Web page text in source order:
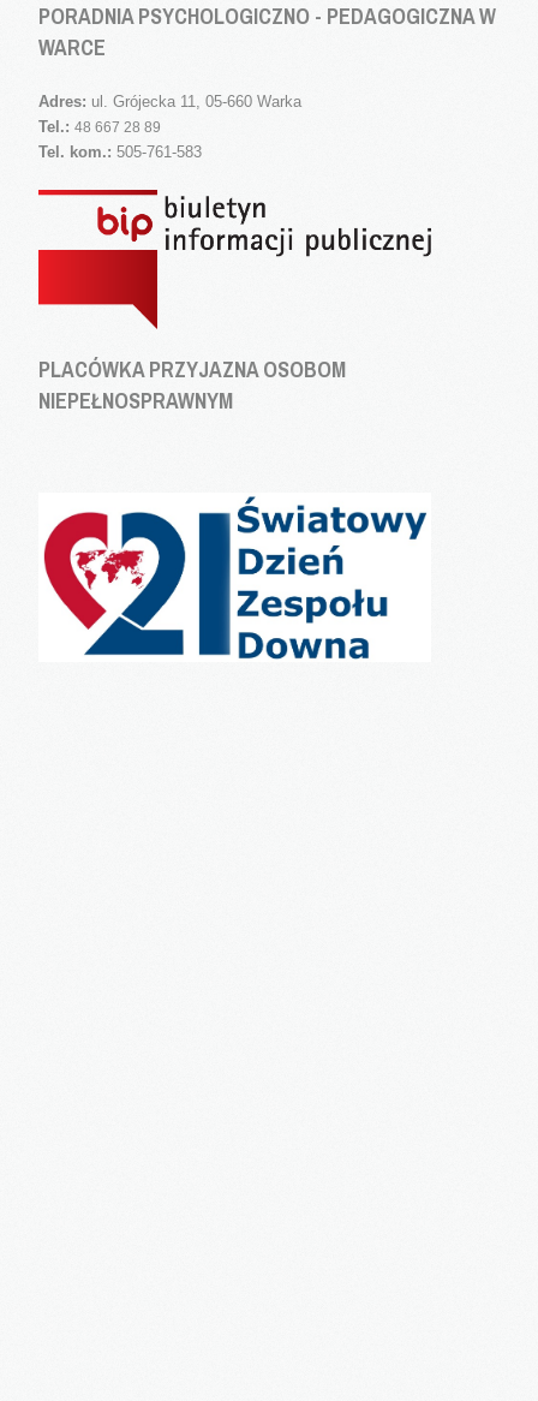
PORADNIA PSYCHOLOGICZNO - PEDAGOGICZNA W
WARCE
Adres: ul. Grójecka 11, 05-660 Warka
Tel.: 48 667 28 89
Tel. kom.: 505-761-583
PLACÓWKA PRZYJAZNA OSOBOM
NIEPEŁNOSPRAWNYM